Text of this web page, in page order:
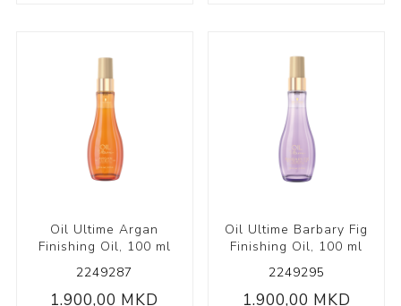
Oil Ultime Argan
Finishing Oil, 100 ml
2249287
1.900,00 MKD
Oil Ultime Barbary Fig
Finishing Oil, 100 ml
2249295
1.900,00 MKD